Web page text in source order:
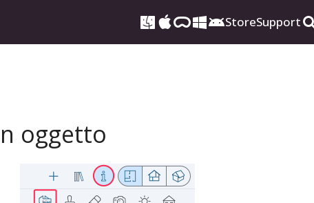
StoreSupport
oggetto